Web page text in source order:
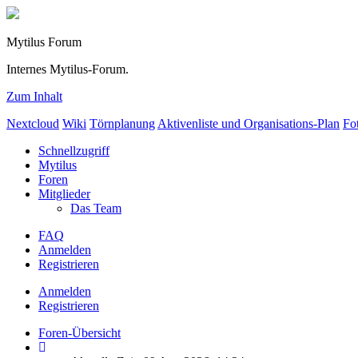
Mytilus Forum
Internes Mytilus-Forum.
Zum Inhalt
Nextcloud Wiki Törnplanung Aktivenliste und Organisations-Plan
Schnellzugriff
Mytilus
Foren
Mitglieder
Das Team
FAQ
Anmelden
Registrieren
Anmelden
Registrieren
Foren-Übersicht